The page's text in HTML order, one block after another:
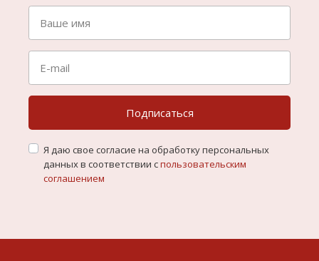
Подписаться
Я даю свое согласие на обработку персональных
данных в соответствии спользовательским
соглашением